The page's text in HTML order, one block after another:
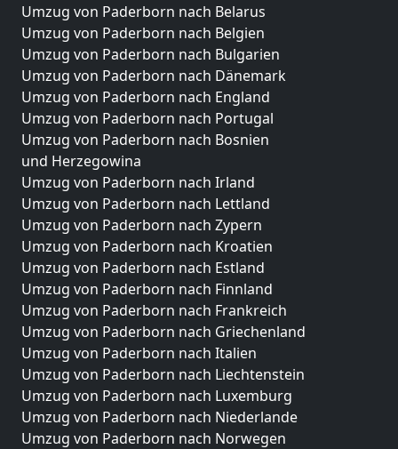
Umzug von Paderborn nach Belarus
Umzug von Paderborn nach Belgien
Umzug von Paderborn nach Bulgarien
Umzug von Paderborn nach Dänemark
Umzug von Paderborn nach England
Umzug von Paderborn nach Portugal
Umzug von Paderborn nach Bosnien
und Herzegowina
Umzug von Paderborn nach Irland
Umzug von Paderborn nach Lettland
Umzug von Paderborn nach Zypern
Umzug von Paderborn nach Kroatien
Umzug von Paderborn nach Estland
Umzug von Paderborn nach Finnland
Umzug von Paderborn nach Frankreich
Umzug von Paderborn nach Griechenland
Umzug von Paderborn nach Italien
Umzug von Paderborn nach Liechtenstein
Umzug von Paderborn nach Luxemburg
Umzug von Paderborn nach Niederlande
Umzug von Paderborn nach Norwegen